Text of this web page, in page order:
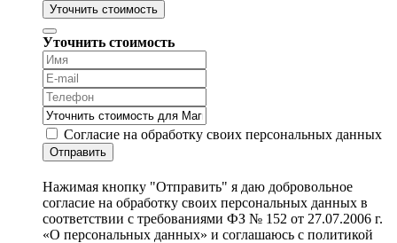
Уточнить стоимость
Уточнить стоимость
Согласие на обработку своих персональных данных
Отправить
Нажимая кнопку "Отправить" я даю добровольное
согласие на обработку своих персональных данных в
соответствии с требованиями ФЗ № 152 от 27.07.2006 г.
«О персональных данных» и соглашаюсь с политикой